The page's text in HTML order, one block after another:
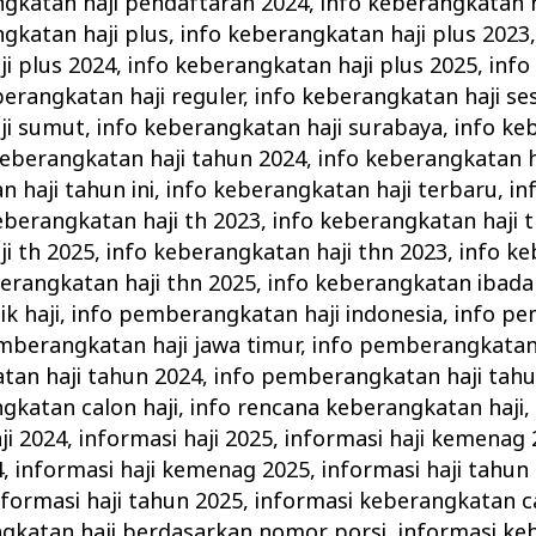
haji plus, info keberangkatan haji plus 2023
plus 2024, info keberangkatan haji plus 2025, info
haji reguler, info keberangkatan haji
sumut, info keberangkatan haji surabaya, info
haji tahun 2024, info keberangkatan
haji tahun ini, info keberangkatan haji terbaru,
haji th 2023, info keberangkatan haji
th 2025, info keberangkatan haji thn 2023, info
haji thn 2025, info keberangkatan
haji, info pemberangkatan haji indonesia, info
haji jawa timur, info
haji tahun 2024, info pemberangkatan haji
calon haji, info rencana keberangkatan haji,
2024, informasi haji 2025, informasi haji kemenag
, informasi haji kemenag 2025, informasi haji tahun
haji tahun 2025, informasi keberangkatan